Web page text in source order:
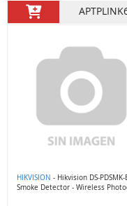
HIKVISION - Hikvision DS-PDSMK-
Smoke Detector - Wireless